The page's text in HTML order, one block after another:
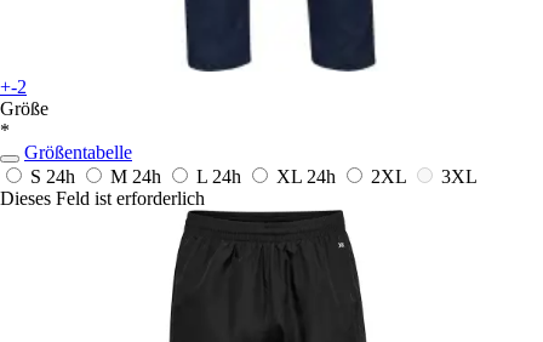
+-2
Größe
*
Größentabelle
S 24h M 24h L 24h XL 24h 2XL
3XL
Dieses Feld ist erforderlich